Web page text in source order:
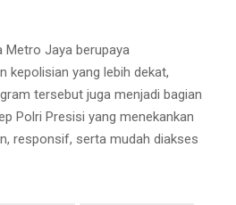
Metro Jaya berupaya
kepolisian yang lebih dekat,
tersebut juga menjadi bagian
Polri Presisi yang menekankan
responsif, serta mudah diakses